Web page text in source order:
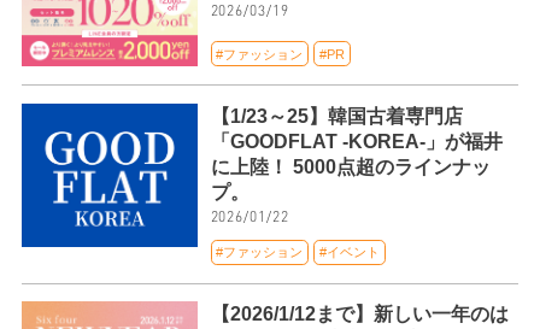
2026/03/19
#ファッション #PR
【1/23～25】韓国古着専門店
「GOODFLAT -KOREA-」が福井
に上陸！ 5000点超のラインナッ
プ。
2026/01/22
#ファッション #イベント
【2026/1/12まで】新しい一年のは